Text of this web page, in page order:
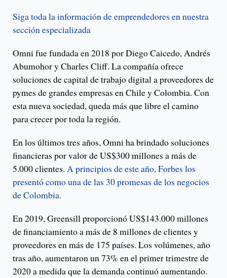
Siga toda la información de emprendedores en nuestra
sección especializada
Omni fue fundada en 2018 por Diego Caicedo, Andrés
Abumohor y Charles Cliff. La compañía ofrece
soluciones de capital de trabajo digital a proveedores de
pymes de grandes empresas en Chile y Colombia. Con
esta nueva sociedad, queda más que libre el camino
para crecer por toda la región.
En los últimos tres años, Omni ha brindado soluciones
financieras por valor de US$300 millones a más de
5.000 clientes. A principios de este año, Forbes los
presentó como una de las 30 promesas de los negocios
de Colombia.
En 2019, Greensill proporcionó US$143.000 millones
de financiamiento a más de 8 millones de clientes y
proveedores en más de 175 países. Los volúmenes, año
tras año, aumentaron un 73% en el primer trimestre de
2020 a medida que la demanda continuó aumentando.